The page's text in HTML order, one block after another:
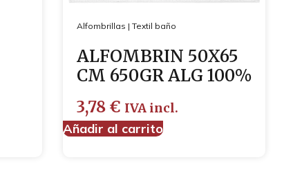
Alfombrillas | Textil baño
ALFOMBRIN 50X65
CM 650GR ALG 100%
3,78 € IVA incl.
Añadir al carrito